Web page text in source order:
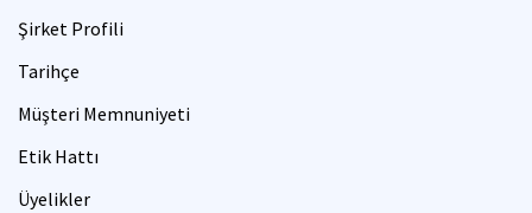
Şirket Profili
Tarihçe
Müşteri Memnuniyeti
Etik Hattı
Üyelikler